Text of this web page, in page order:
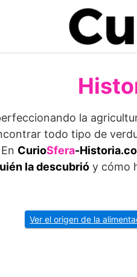
la
todo tipo de
CurioSfera-
la descubrió y cómo
Ver el origen de la